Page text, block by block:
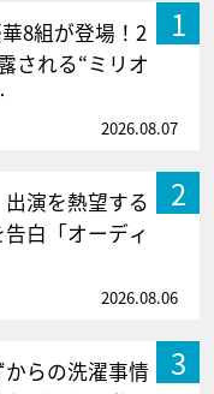
1
華8組が登場！2
される“ミリオ
2026.08.07
2
演を熱望する
白「オーディ
2026.08.06
3
らの洗濯事情